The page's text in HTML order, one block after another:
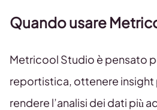
Quando usare
Metricool Studio è pensato
reportistica, ottenere insight
rendere l’analisi dei dati più